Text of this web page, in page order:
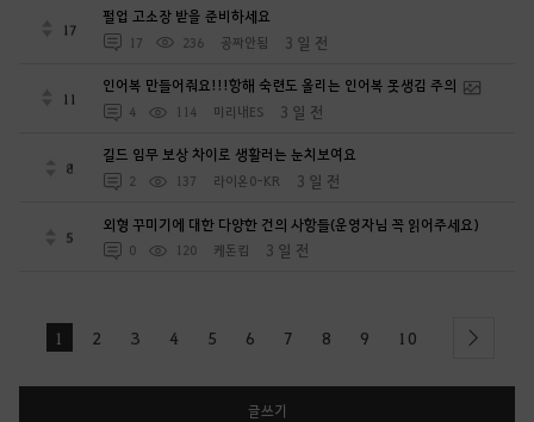
17
펄업 고소장 받을 준비하세요
17 236 공짜안됨 3 일 전
11
인어복 만들어줘요!!!항해 숙련도 올리는 인어복 못생김 주의
4 114 미리내ES 3 일 전
8
길드 임무 보상 차이로 생활러는 눈치보여요
2 137 라이온0-KR 3 일 전
5
외형 꾸미기에 대한 다양한 건의 사항들(운영자님 꼭 읽어주세요)
0 120 케돈킴 3 일 전
1 2 3 4 5 6 7 8 9 10 next
글쓰기